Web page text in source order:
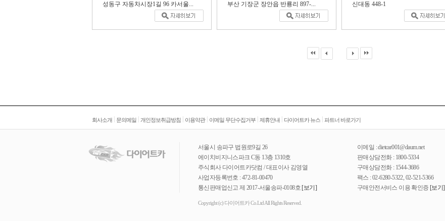
성동구 자동차시장1길 96 카서울...
부산 기장군 장안읍 반룡리 897-...
신대동 448-1
회사소개 문의메일 개인정보취급방침 이용약관| 이메일 무단수집거부 제휴안내 다이어트카 뉴스 파트너 바로가기
서울시 송파구 법원로9길 26
에이치비지니스파크 C동 13층 1310호
주식회사 다이어트카닷컴 / 대표이사 김영열
사업자등록번호 : 472-81-00470
통신판매업신고 제 2017-서울송파-0108호 [보기]
이메일 : dietcar001@daum.net
판매상담전화 : 1800-5334
구매상담전화 : 1544-3686
팩스 : 02-6280-5322, 02-521-5366
구매안전서비스 이용 확인증 [보기]
Copyright (c) 다이어트카 Co.Ltd All Rights Reserved.